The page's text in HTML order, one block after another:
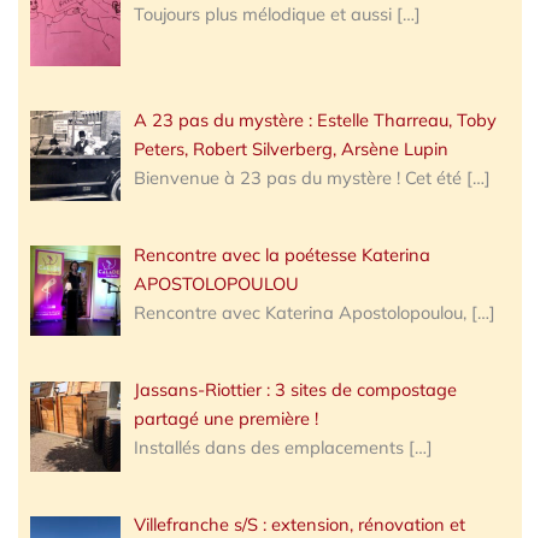
Toujours plus mélodique et aussi […]
A 23 pas du mystère : Estelle Tharreau, Toby
Peters, Robert Silverberg, Arsène Lupin
Bienvenue à 23 pas du mystère ! Cet été […]
Rencontre avec la poétesse Katerina
APOSTOLOPOULOU
Rencontre avec Katerina Apostolopoulou, […]
Jassans-Riottier : 3 sites de compostage
partagé une première !
Installés dans des emplacements […]
Villefranche s/S : extension, rénovation et